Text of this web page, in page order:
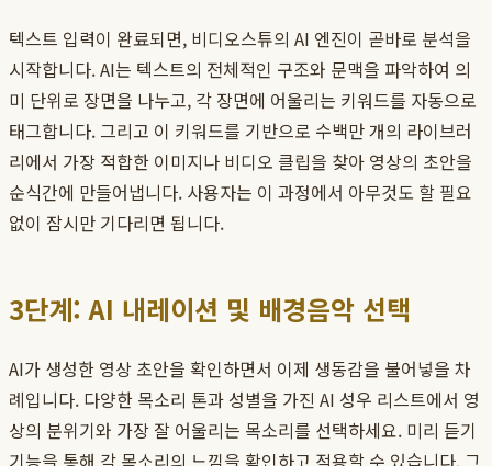
텍스트 입력이 완료되면, 비디오스튜의 AI 엔진이 곧바로 분석을
시작합니다. AI는 텍스트의 전체적인 구조와 문맥을 파악하여 의
미 단위로 장면을 나누고, 각 장면에 어울리는 키워드를 자동으로
태그합니다. 그리고 이 키워드를 기반으로 수백만 개의 라이브러
리에서 가장 적합한 이미지나 비디오 클립을 찾아 영상의 초안을
순식간에 만들어냅니다. 사용자는 이 과정에서 아무것도 할 필요
없이 잠시만 기다리면 됩니다.
3단계: AI 내레이션 및 배경음악 선택
AI가 생성한 영상 초안을 확인하면서 이제 생동감을 불어넣을 차
례입니다. 다양한 목소리 톤과 성별을 가진 AI 성우 리스트에서 영
상의 분위기와 가장 잘 어울리는 목소리를 선택하세요. 미리 듣기
기능을 통해 각 목소리의 느낌을 확인하고 적용할 수 있습니다. 그